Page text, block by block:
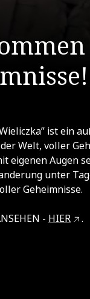
ist ein
Welt, voller
eigenen Augen
unter
Geheimnisse.
- HIER .